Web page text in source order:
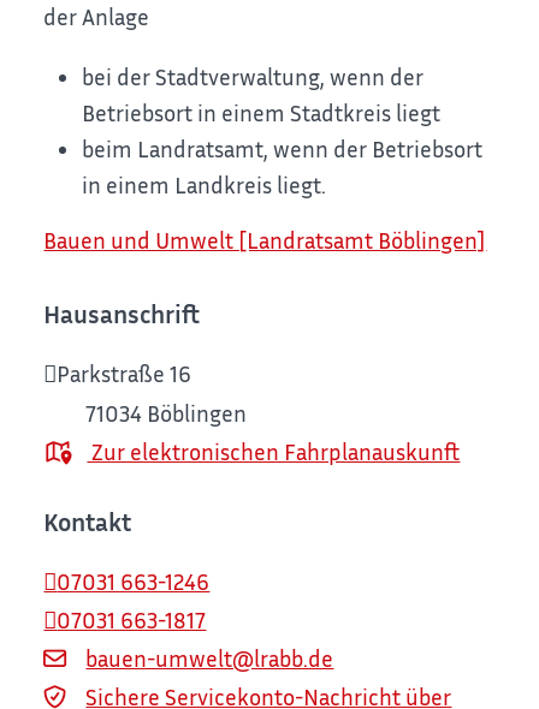
der Anlage
bei der Stadtverwaltung, wenn der
Betriebsort in einem Stadtkreis liegt
beim Landratsamt, wenn der Betriebsort
in einem Landkreis liegt.
Bauen und Umwelt [Landratsamt Böblingen]
Hausanschrift
Parkstraße 16
71034 Böblingen
Zur elektronischen Fahrplanauskunft
Kontakt
07031 663-1246
07031 663-1817
bauen-umwelt@lrabb.de
Sichere Servicekonto-Nachricht über